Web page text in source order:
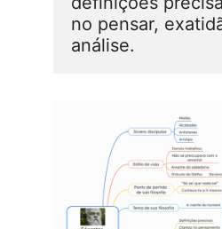
no pensar,
análise.